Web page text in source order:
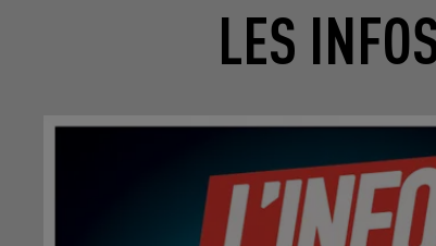
LES